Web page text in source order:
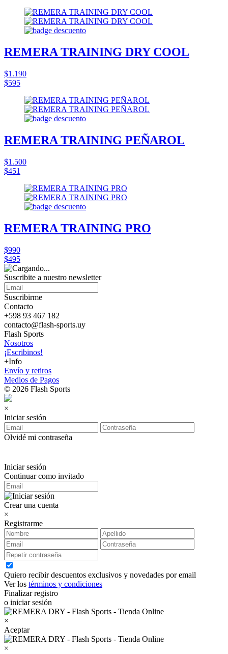
REMERA TRAINING DRY COOL
$1.190
$595
REMERA TRAINING PEÑAROL
$1.500
$451
REMERA TRAINING PRO
$990
$495
Suscribite a nuestro newsletter
Suscribirme
Contacto
+598 93 467 182
contacto@flash-sports.uy
Flash Sports
Nosotros
¡Escribinos!
+Info
Envío y retiros
Medios de Pagos
© 2026 Flash Sports
×
Iniciar sesión
Olvidé mi contraseña
Iniciar sesión
Continuar como invitado
Crear una cuenta
×
Registrarme
Quiero recibir descuentos exclusivos y novedades por email
Ver los términos y condiciones
Finalizar registro
o iniciar sesión
×
Aceptar
×